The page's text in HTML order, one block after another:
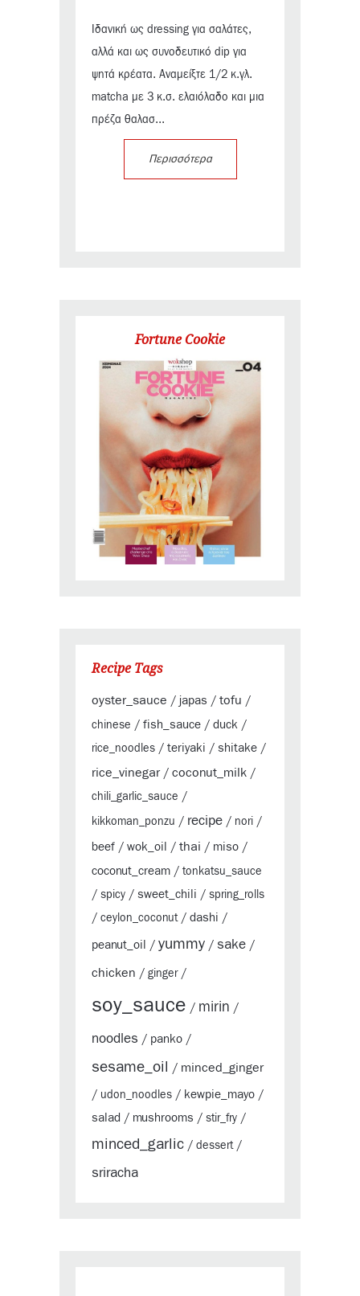
Ιδανική ως dressing για σαλάτες,
αλλά και ως συνοδευτικό dip για
ψητά κρέατα. Αναμείξτε 1/2 κ.γλ.
matcha με 3 κ.σ. ελαιόλαδο και μια
πρέζα θαλασ...
Περισσότερα
Fortune Cookie
Recipe Tags
oyster_sauce / japas / tofu /
chinese / fish_sauce / duck /
rice_noodles / teriyaki / shitake /
rice_vinegar/ coconut_milk /
chili_garlic_sauce /
kikkoman_ponzu / recipe / nori /
beef / wok_oil / thai / miso /
coconut_cream / tonkatsu_sauce
/ spicy / sweet_chili / spring_rolls
/ ceylon_coconut / dashi /
peanut_oil / yummy / sake /
chicken / ginger/
soy_sauce / mirin /
noodles / panko /
sesame_oil / minced_ginger
/ udon_noodles / kewpie_mayo /
salad / mushrooms / stir_fry /
minced_garlic / dessert /
sriracha